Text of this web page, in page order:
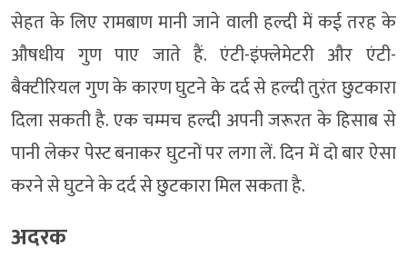
सेहत के लिए रामबाण मानी जाने वाली हल्दी में कई तरह के
औषधीय गुण पाए जाते हैं. एंटी-इंफ्लेमेटरी और एंटी-
बैक्टीरियल गुण के कारण घुटने के दर्द से हल्दी तुरंत छुटकारा
दिला सकती है. एक चम्मच हल्दी अपनी जरूरत के हिसाब से
पानी लेकर पेस्ट बनाकर घुटनों पर लगा लें. दिन में दो बार ऐसा
करने से घुटने के दर्द से छुटकारा मिल सकता है.
अदरक